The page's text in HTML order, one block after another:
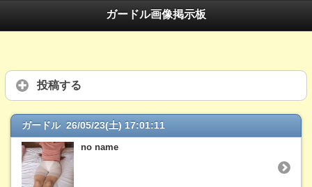
ガードル画像掲示板
投稿する
ガードル 26/05/23(土) 17:01:11
no name